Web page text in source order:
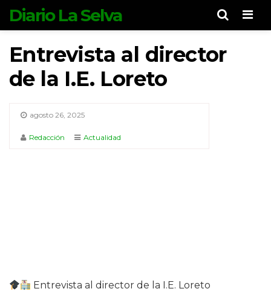
Diario La Selva
Entrevista al director
de la I.E. Loreto
agosto 26, 2025
Redacción Actualidad
Entrevista al director de la I.E. Loreto